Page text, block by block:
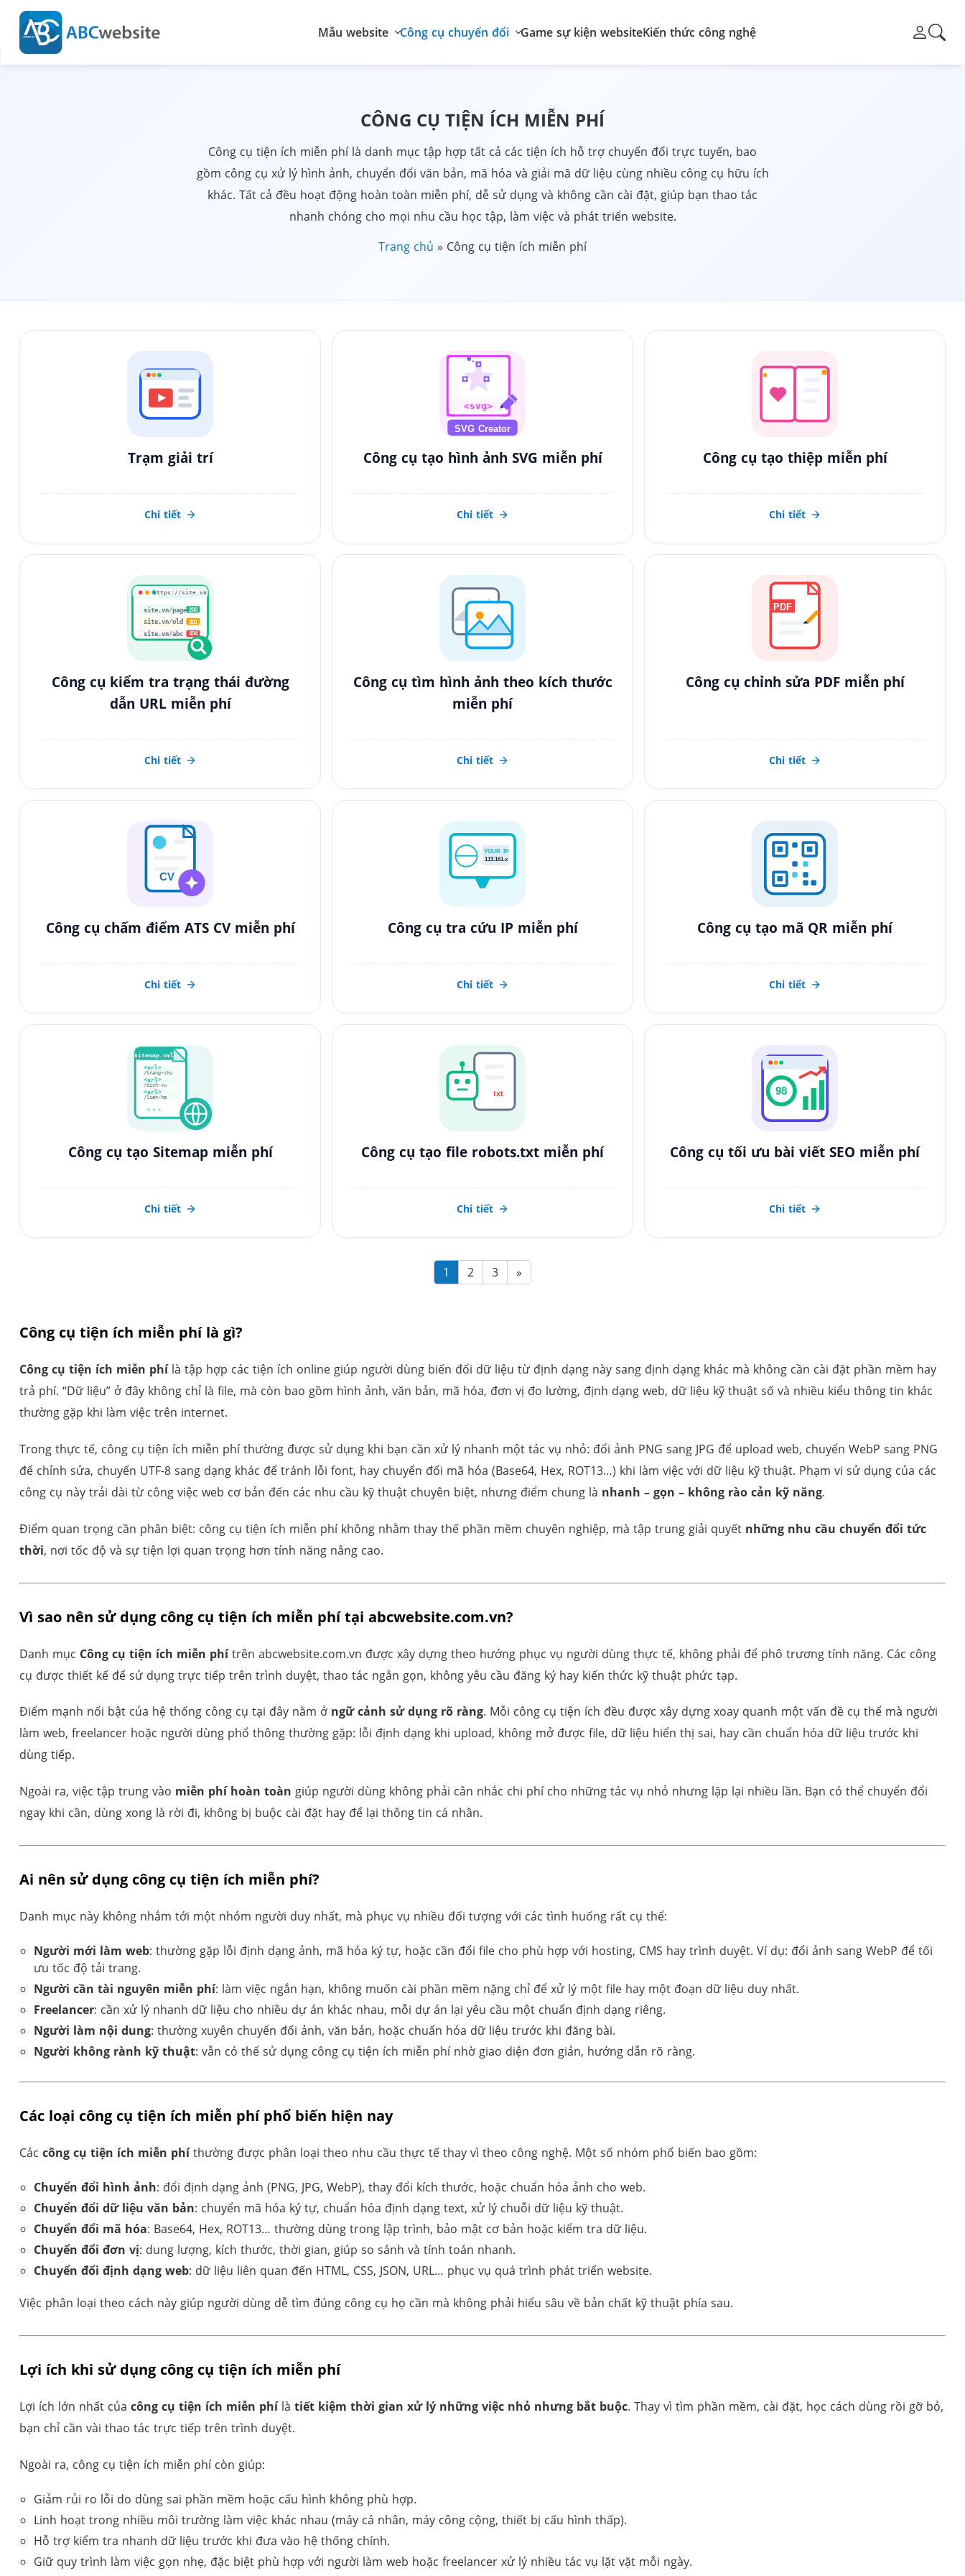
Mẫu website Công cụ chuyển đổi Game sự kiện websiteKiến thức công nghệ
CÔNG CỤ TIỆN ÍCH MIỄN PHÍ
Công cụ tiện ích miễn phí là danh mục tập hợp tất cả các tiện ích hỗ trợ chuyển đổi trực tuyến, bao
gồm công cụ xử lý hình ảnh, chuyển đổi văn bản, mã hóa và giải mã dữ liệu cùng nhiều công cụ hữu ích
khác. Tất cả đều hoạt động hoàn toàn miễn phí, dễ sử dụng và không cần cài đặt, giúp bạn thao tác
nhanh chóng cho mọi nhu cầu học tập, làm việc và phát triển website.
Trang chủ » Công cụ tiện ích miễn phí
Trạm giải trí
Chi tiết
<svg>
SVG Creator
Công cụ tạo hình ảnh SVG miễn phí
Chi tiết
Công cụ tạo thiệp miễn phí
Chi tiết
https://site.vn
site.vn/page 200
site.vn/old 301
site.vn/abc 404
Công cụ kiểm tra trạng thái đường
dẫn URL miễn phí
Chi tiết
Công cụ tìm hình ảnh theo kích thước
miễn phí
Chi tiết
PDF
Công cụ chỉnh sửa PDF miễn phí
Chi tiết
CV
Công cụ chấm điểm ATS CV miễn phí
Chi tiết
YOUR IP
113.161.x
Công cụ tra cứu IP miễn phí
Chi tiết
Công cụ tạo mã QR miễn phí
Chi tiết
sitemap.xml
<url>
/trang-chu
<url>
/dich-vu
<url>
/lien-he
Công cụ tạo Sitemap miễn phí
Chi tiết
txt
Công cụ tạo file robots.txt miễn phí
Chi tiết
98
Công cụ tối ưu bài viết SEO miễn phí
Chi tiết
Posts
1 2 3 »
Công cụ tiện ích miễn phí là gì?
Công cụ tiện ích miễn phílà tập hợp các tiện ích online giúp người dùng biến đổi dữ liệu từ định dạng này sang định dạng khác mà không cần cài đặt phần mềm hay
trả phí. “Dữ liệu” ở đây không chỉ là file, mà còn bao gồm hình ảnh, văn bản, mã hóa, đơn vị đo lường, định dạng web, dữ liệu kỹ thuật số và nhiều kiểu thông tin khác
thường gặp khi làm việc trên internet.
Trong thực tế, công cụ tiện ích miễn phí thường được sử dụng khi bạn cần xử lý nhanh một tác vụ nhỏ: đổi ảnh PNG sang JPG để upload web, chuyển WebP sang PNG
để chỉnh sửa, chuyển UTF-8 sang dạng khác để tránh lỗi font, hay chuyển đổi mã hóa (Base64, Hex, ROT13…) khi làm việc với dữ liệu kỹ thuật. Phạm vi sử dụng của các
công cụ này trải dài từ công việc web cơ bản đến các nhu cầu kỹ thuật chuyên biệt, nhưng điểm chung là nhanh – gọn – không rào cản kỹ năng.
Điểm quan trọng cần phân biệt: công cụ tiện ích miễn phí không nhằm thay thế phần mềm chuyên nghiệp, mà tập trung giải quyết những nhu cầu chuyển đổi tức
thời, nơi tốc độ và sự tiện lợi quan trọng hơn tính năng nâng cao.
Vì sao nên sử dụng công cụ tiện ích miễn phí tại abcwebsite.com.vn?
Danh mục Công cụ tiện ích miễn phítrên abcwebsite.com.vn được xây dựng theo hướng phục vụ người dùng thực tế, không phải để phô trương tính năng. Các công
cụ được thiết kế để sử dụng trực tiếp trên trình duyệt, thao tác ngắn gọn, không yêu cầu đăng ký hay kiến thức kỹ thuật phức tạp.
Điểm mạnh nổi bật của hệ thống công cụ tại đây nằm ở ngữ cảnh sử dụng rõ ràng. Mỗi công cụ tiện ích đều được xây dựng xoay quanh một vấn đề cụ thể mà người
làm web, freelancer hoặc người dùng phổ thông thường gặp: lỗi định dạng khi upload, không mở được file, dữ liệu hiển thị sai, hay cần chuẩn hóa dữ liệu trước khi
dùng tiếp.
Ngoài ra, việc tập trung vào miễn phí hoàn toàn giúp người dùng không phải cân nhắc chi phí cho những tác vụ nhỏ nhưng lặp lại nhiều lần. Bạn có thể chuyển đổi
ngay khi cần, dùng xong là rời đi, không bị buộc cài đặt hay để lại thông tin cá nhân.
Ai nên sử dụng công cụ tiện ích miễn phí?
Danh mục này không nhắm tới một nhóm người duy nhất, mà phục vụ nhiều đối tượng với các tình huống rất cụ thể:
Người mới làm web: thường gặp lỗi định dạng ảnh, mã hóa ký tự, hoặc cần đổi file cho phù hợp với hosting, CMS hay trình duyệt. Ví dụ: đổi ảnh sang WebP để tối
ưu tốc độ tải trang.
Người cần tài nguyên miễn phí: làm việc ngắn hạn, không muốn cài phần mềm nặng chỉ để xử lý một file hay một đoạn dữ liệu duy nhất.
Freelancer: cần xử lý nhanh dữ liệu cho nhiều dự án khác nhau, mỗi dự án lại yêu cầu một chuẩn định dạng riêng.
Người làm nội dung: thường xuyên chuyển đổi ảnh, văn bản, hoặc chuẩn hóa dữ liệu trước khi đăng bài.
Người không rành kỹ thuật: vẫn có thể sử dụng công cụ tiện ích miễn phí nhờ giao diện đơn giản, hướng dẫn rõ ràng.
Các loại công cụ tiện ích miễn phí phổ biến hiện nay
Các công cụ tiện ích miễn phíthường được phân loại theo nhu cầu thực tế thay vì theo công nghệ. Một số nhóm phổ biến bao gồm:
Chuyển đổi hình ảnh: đổi định dạng ảnh (PNG, JPG, WebP), thay đổi kích thước, hoặc chuẩn hóa ảnh cho web.
Chuyển đổi dữ liệu văn bản: chuyển mã hóa ký tự, chuẩn hóa định dạng text, xử lý chuỗi dữ liệu kỹ thuật.
Chuyển đổi mã hóa: Base64, Hex, ROT13… thường dùng trong lập trình, bảo mật cơ bản hoặc kiểm tra dữ liệu.
Chuyển đổi đơn vị: dung lượng, kích thước, thời gian, giúp so sánh và tính toán nhanh.
Chuyển đổi định dạng web: dữ liệu liên quan đến HTML, CSS, JSON, URL… phục vụ quá trình phát triển website.
Việc phân loại theo cách này giúp người dùng dễ tìm đúng công cụ họ cần mà không phải hiểu sâu về bản chất kỹ thuật phía sau.
Lợi ích khi sử dụng công cụ tiện ích miễn phí
Lợi ích lớn nhất của công cụ tiện ích miễn phílà tiết kiệm thời gian xử lý những việc nhỏ nhưng bắt buộc. Thay vì tìm phần mềm, cài đặt, học cách dùng rồi gỡ bỏ,
bạn chỉ cần vài thao tác trực tiếp trên trình duyệt.
Ngoài ra, công cụ tiện ích miễn phí còn giúp:
Giảm rủi ro lỗi do dùng sai phần mềm hoặc cấu hình không phù hợp.
Linh hoạt trong nhiều môi trường làm việc khác nhau (máy cá nhân, máy công cộng, thiết bị cấu hình thấp).
Hỗ trợ kiểm tra nhanh dữ liệu trước khi đưa vào hệ thống chính.
Giữ quy trình làm việc gọn nhẹ, đặc biệt phù hợp với người làm web hoặc freelancer xử lý nhiều tác vụ lặt vặt mỗi ngày.